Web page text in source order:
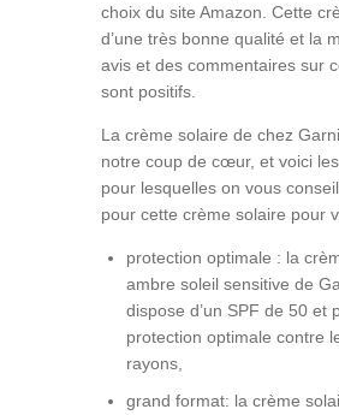
choix du site Amazon. Cette
d’une très bonne qualité et la
avis et des commentaires sur
sont positifs.
La crème solaire de chez
notre coup de cœur, et voici
pour lesquelles on vous
pour cette crème solaire pour
protection optimale : la
ambre soleil sensitive de
dispose d’un SPF de 50 et
protection optimale contre
rayons,
grand format: la crème